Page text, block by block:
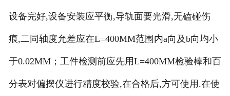
设备完好,设备安装应平衡,导轨面要光滑,无磕碰伤
痕,二同轴度允差应在L=400MM范围内a向及b向均小
于0.02MM；工件检测前应先用L=400MM检验棒和百
分表对偏摆仪进行精度校验,在合格后,方可使用.在使